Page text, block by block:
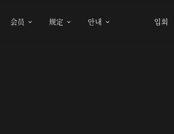
会员  规定  안내  입회